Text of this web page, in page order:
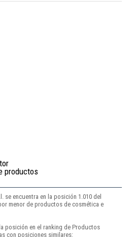
productos
se encuentra en la posición 1.010 del
menor de productos de cosmética e
posición en el ranking de Productos
con posiciones similares: